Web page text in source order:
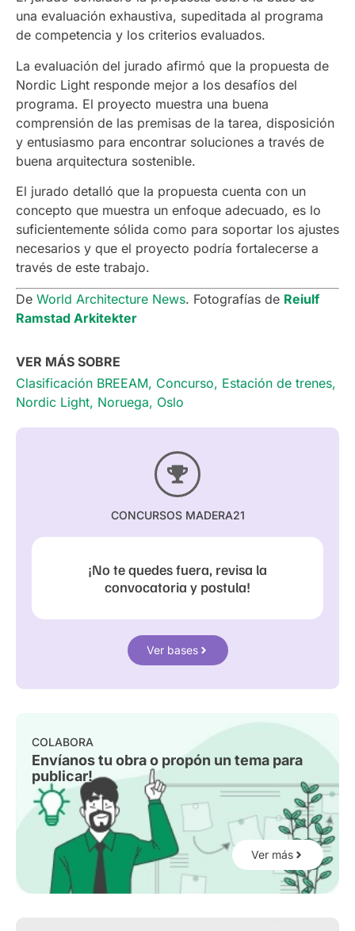
una evaluación exhaustiva, supeditada al programa
de competencia y los criterios evaluados.
La evaluación del jurado afirmó que la propuesta de
Nordic Light responde mejor a los desafíos del
programa. El proyecto muestra una buena
comprensión de las premisas de la tarea, disposición
y entusiasmo para encontrar soluciones a través de
buena arquitectura sostenible.
El jurado detalló que la propuesta cuenta con un
concepto que muestra un enfoque adecuado, es lo
suficientemente sólida como para soportar los ajustes
necesarios y que el proyecto podría fortalecerse a
través de este trabajo.
De World Architecture News. Fotografías de Reiulf
Ramstad Arkitekter
VER MÁS SOBRE
Clasificación BREEAM, Concurso, Estación de trenes,
Nordic Light, Noruega, Oslo
CONCURSOS MADERA21
¡No te quedes fuera, revisa la
convocatoria y postula!
Ver bases
COLABORA
Envíanos tu obra o propón un tema para
publicar!
Ver más